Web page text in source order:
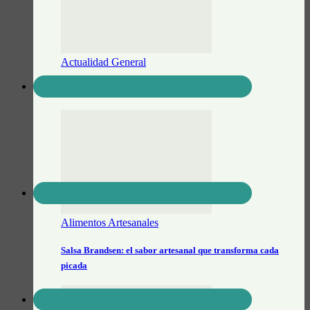
Actualidad General
Alimentos Artesanales
Salsa Brandsen: el sabor artesanal que transforma cada
picada